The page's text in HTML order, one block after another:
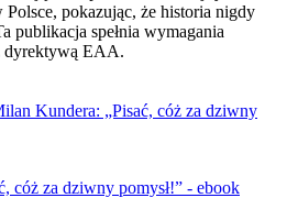
pokazując, że historia nigdy
publikacja spełnia wymagania
dyrektywą EAA.
cóż za dziwny pomysł!” - ebook